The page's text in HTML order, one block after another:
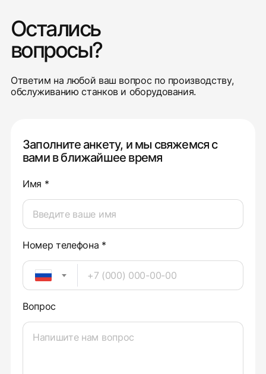
Остались
вопросы?
Ответим на любой ваш вопрос по производству,
обслуживанию станков и оборудования.
Заполните анкету, и мы свяжемся с
вами в ближайшее время
Имя *
Номер телефона *
Вопрос